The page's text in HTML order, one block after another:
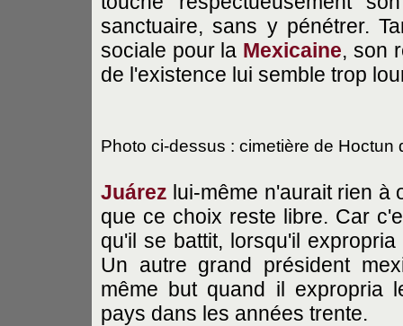
sanctuaire, sans y pénétrer.
sociale pour la Mexicaine, son
de l'existence lui semble trop
Photo ci-dessus : cimetière de
Juárez lui-même n'aurait rien à
que ce choix reste libre. Car
qu'il se battit, lorsqu'il
Un autre grand président
même but quand il expropria
pays dans les années trente.